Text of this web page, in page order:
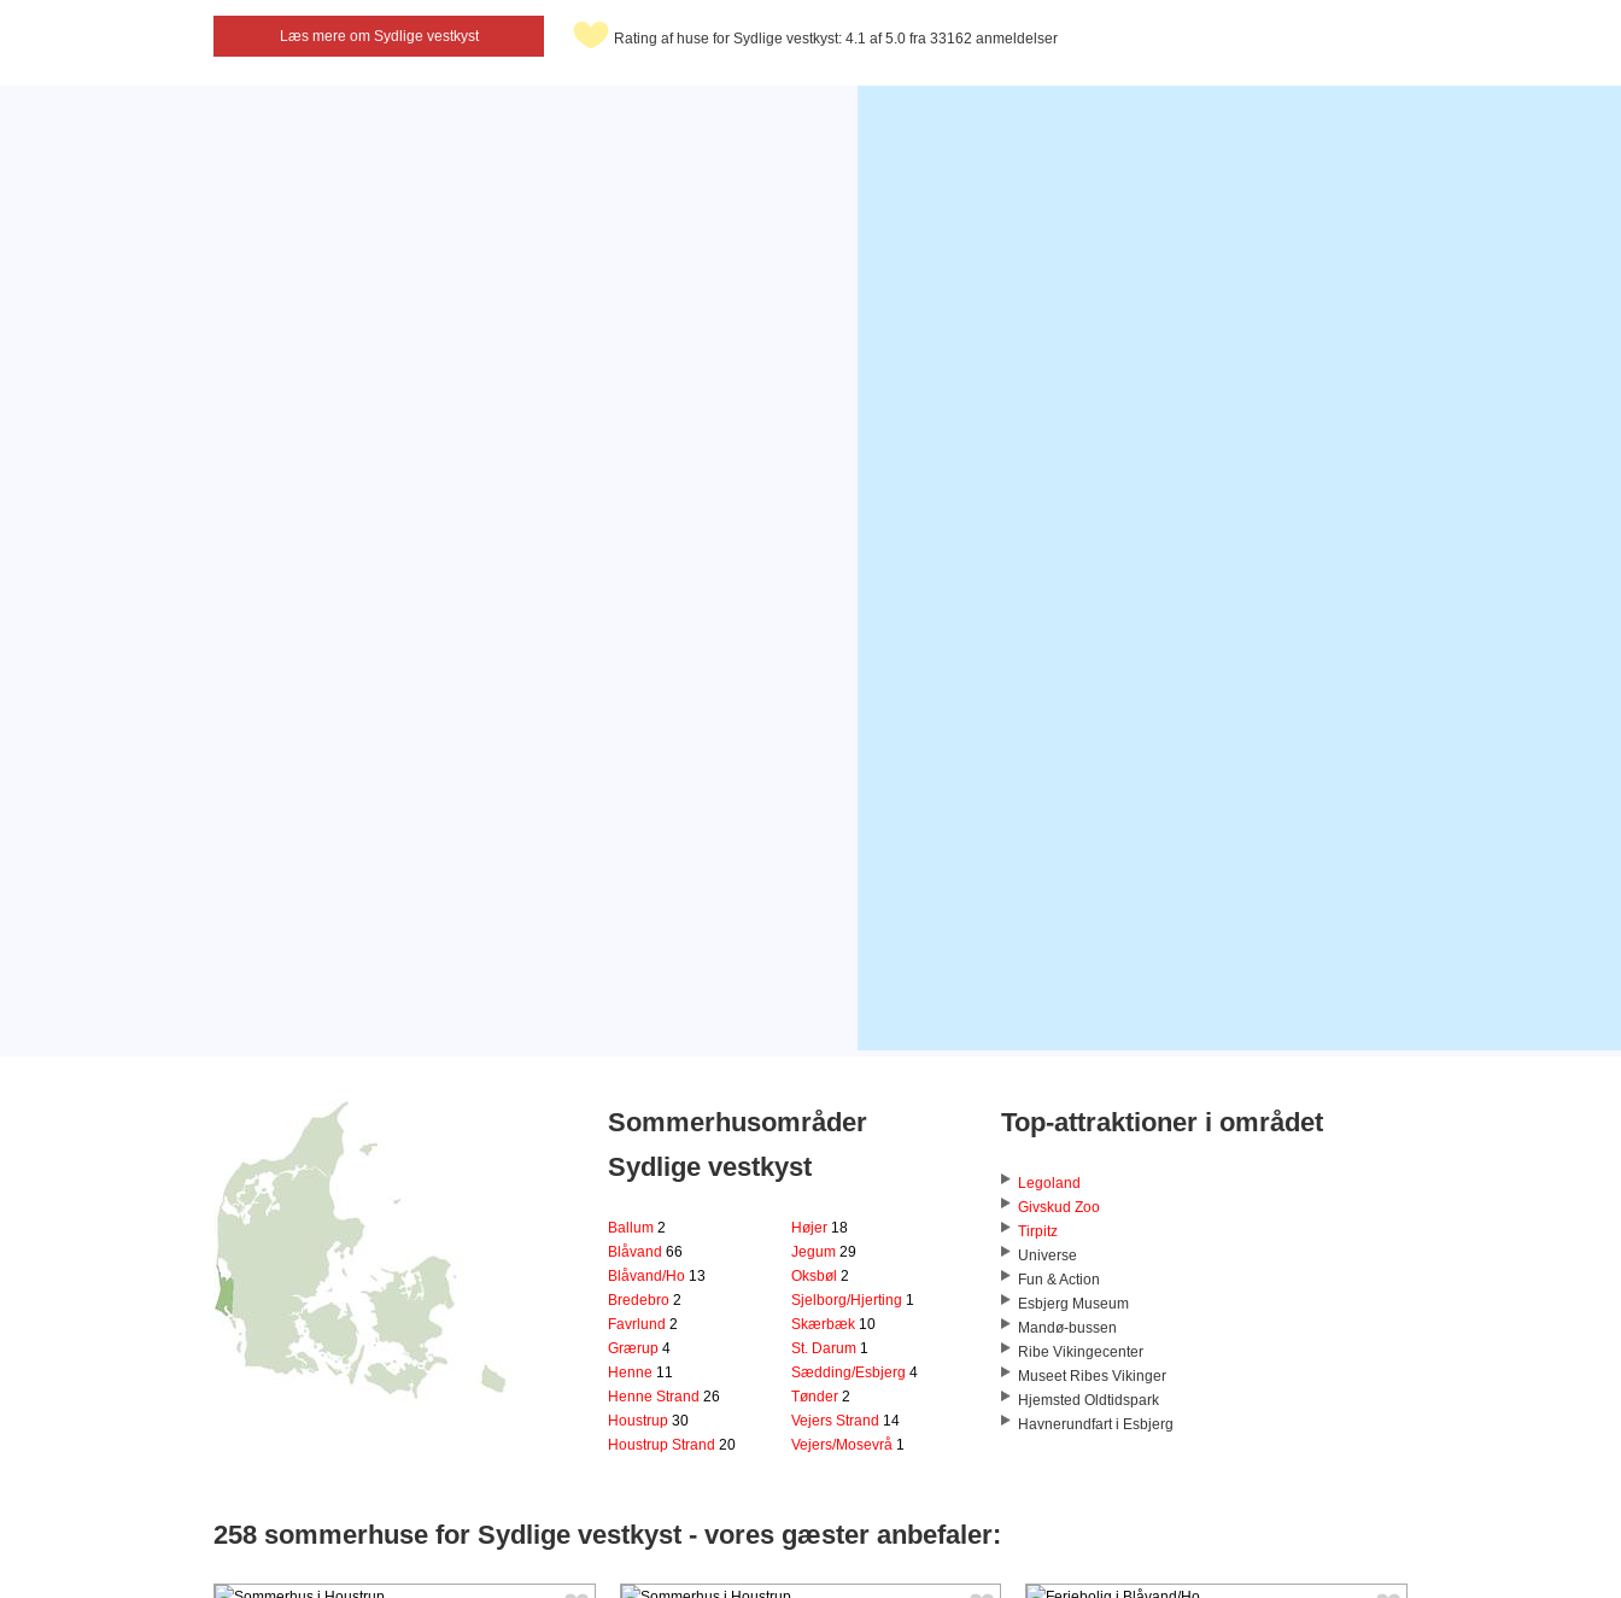
Læs mere om Sydlige vestkyst Rating af huse for Sydlige vestkyst: 4.1 af 5.0 fra 33162 anmeldelser
Sommerhusområder
Sydlige vestkyst
Ballum 2
Blåvand 66
Blåvand/Ho 13
Bredebro 2
Favrlund 2
Grærup 4
Henne 11
Henne Strand 26
Houstrup 30
Houstrup Strand 20
Højer 18
Jegum29
Oksbøl2
Sjelborg/Hjerting 1
Skærbæk 10
St. Darum 1
Sædding/Esbjerg4
Tønder2
Vejers Strand 14
Vejers/Mosevrå 1
Top-attraktioner i området
Legoland
Givskud Zoo
Tirpitz
Universe
Fun & Action
Esbjerg Museum
Mandø-bussen
Ribe Vikingecenter
Museet Ribes Vikinger
Hjemsted Oldtidspark
Havnerundfart i Esbjerg
258 sommerhuse for Sydlige vestkyst - vores gæster anbefaler: